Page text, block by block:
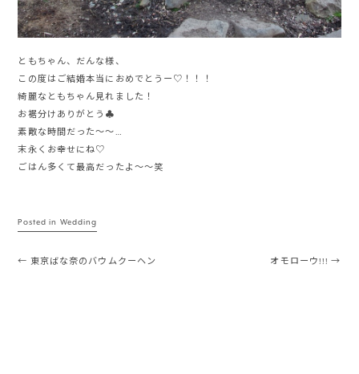
ともちゃん、だんな様、
この度はご結婚本当におめでとうー♡！！！
綺麗なともちゃん見れました！
お裾分けありがとう♣︎
素敵な時間だった〜〜…
末永くお幸せにね♡
ごはん多くて最高だったよ〜〜笑
Posted in Wedding
Post navigation
← 東京ばな奈のバウムクーヘン オモローウ!!!→